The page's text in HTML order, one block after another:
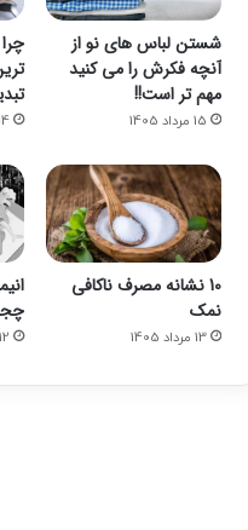
شستن لباس های نو از
آنچه فکرش را می کنید
مهم تر است!!
15 مرداد 1405 14
10 نشانه مصرف ناکافی
نمک
13 مرداد 1405 12 مرداد 1405